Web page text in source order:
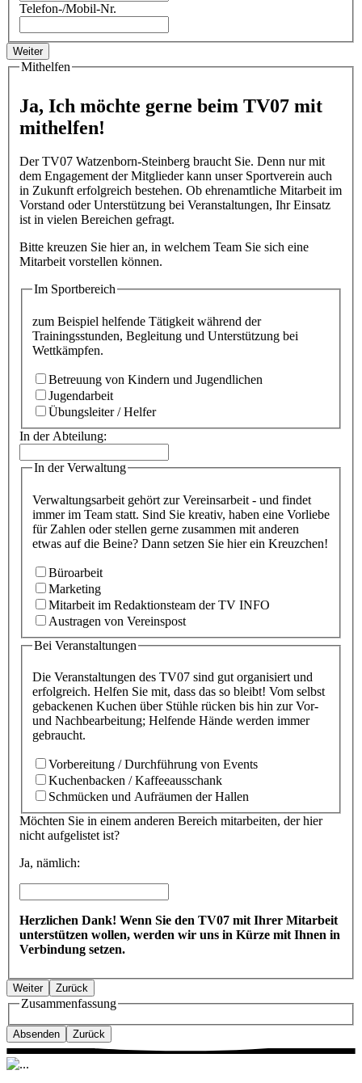
Telefon-/Mobil-Nr.
Weiter
Mithelfen
Ja, Ich möchte gerne beim TV07 mit
mithelfen!
Der TV07 Watzenborn-Steinberg braucht Sie. Denn nur mit
dem Engagement der Mitglieder kann unser Sportverein auch
in Zukunft erfolgreich bestehen. Ob ehrenamtliche Mitarbeit im
Vorstand oder Unterstützung bei Veranstaltungen, Ihr Einsatz
ist in vielen Bereichen gefragt.
Bitte kreuzen Sie hier an, in welchem Team Sie sich eine
Mitarbeit vorstellen können.
Im Sportbereich
zum Beispiel helfende Tätigkeit während der
Trainingsstunden, Begleitung und Unterstützung bei
Wettkämpfen.
Betreuung von Kindern und Jugendlichen
Jugendarbeit
Übungsleiter / Helfer
In der Abteilung:
In der Verwaltung
Verwaltungsarbeit gehört zur Vereinsarbeit - und findet
immer im Team statt. Sind Sie kreativ, haben eine Vorliebe
für Zahlen oder stellen gerne zusammen mit anderen
etwas auf die Beine? Dann setzen Sie hier ein Kreuzchen!
Büroarbeit
Marketing
Mitarbeit im Redaktionsteam der TV INFO
Austragen von Vereinspost
Bei Veranstaltungen
Die Veranstaltungen des TV07 sind gut organisiert und
erfolgreich. Helfen Sie mit, dass das so bleibt! Vom selbst
gebackenen Kuchen über Stühle rücken bis hin zur Vor-
und Nachbearbeitung; Helfende Hände werden immer
gebraucht.
Vorbereitung / Durchführung von Events
Kuchenbacken / Kaffeeausschank
Schmücken und Aufräumen der Hallen
Möchten Sie in einem anderen Bereich mitarbeiten, der hier
nicht aufgelistet ist?
Ja, nämlich:
Herzlichen Dank! Wenn Sie den TV07 mit Ihrer Mitarbeit
unterstützen wollen, werden wir uns in Kürze mit Ihnen in
Verbindung setzen.
Weiter Zurück
Zusammenfassung
Absenden Zurück